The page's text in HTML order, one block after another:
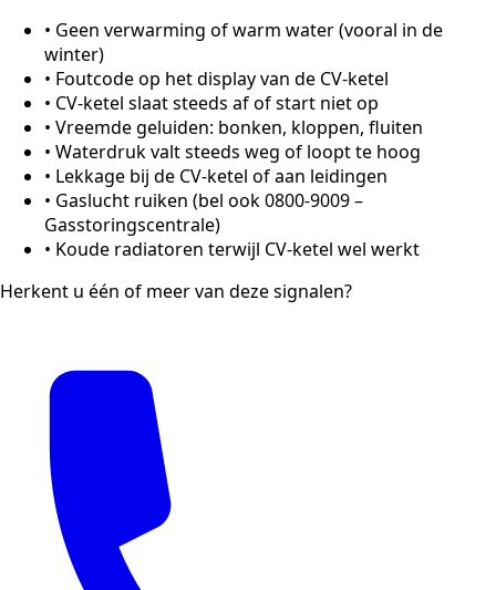
• Geen verwarming of warm water (vooral in de
winter)
• Foutcode op het display van de CV-ketel
• CV-ketel slaat steeds af of start niet op
• Vreemde geluiden: bonken, kloppen, fluiten
• Waterdruk valt steeds weg of loopt te hoog
• Lekkage bij de CV-ketel of aan leidingen
• Gaslucht ruiken (bel ook 0800-9009 –
Gasstoringscentrale)
• Koude radiatoren terwijl CV-ketel wel werkt
Herkent u één of meer van deze signalen?